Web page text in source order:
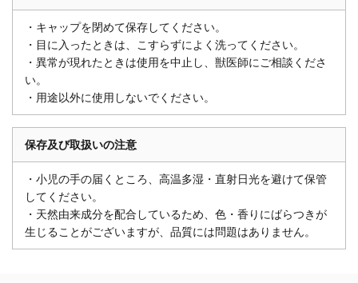
・キャップを閉めて保存してください。
・目に入ったときは、こすらずによく洗ってください。
・異常が現れたときは使用を中止し、獣医師にご相談くださ
い。
・用途以外に使用しないでください。
保存及び取扱いの注意
・小児の手の届くところ、高温多湿・直射日光を避けて保管
してください。
・天然由来成分を配合しているため、色・香りにばらつきが
生じることがございますが、品質には問題はありません。